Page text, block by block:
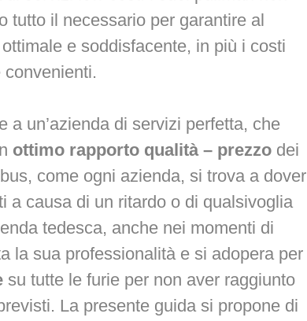
tutto il necessario per garantire al
e soddisfacente, in più i costi
a un’azienda di servizi perfetta, che
ottimo rapporto qualità – prezzo dei
come ogni azienda, si trova a dover
a causa di un ritardo o di qualsivoglia
tedesca, anche nei momenti di
la sua professionalità e si adopera per
su tutte le furie per non aver raggiunto
La presente guida si propone di